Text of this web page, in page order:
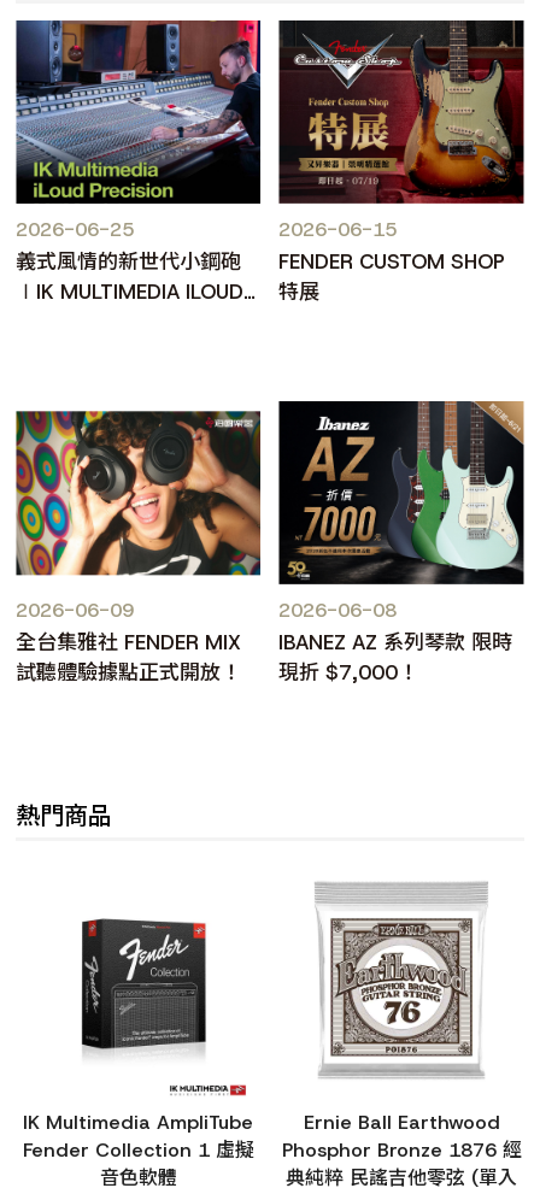
2026-06-25
義式風情的新世代小鋼砲
∣IK MULTIMEDIA ILOUD
2026-06-15
FENDER CUSTOM SHOP
特展
2026-06-09
全台集雅社 FENDER MIX
試聽體驗據點正式開放！
2026-06-08
IBANEZ AZ 系列琴款 限時
現折 $7,000！
熱門商品
IK Multimedia AmpliTube
Fender Collection 1 虛擬
音色軟體
Ernie Ball Earthwood
Phosphor Bronze 1876 經
典純粹 民謠吉他零弦 (單入